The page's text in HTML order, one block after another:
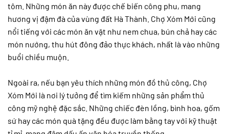
tôm. Những món ăn này được chế biến công phu, mang
hương vị đậm đà của vùng đất Hà Thành. Chợ Xóm Mới cũng
nổi tiếng với các món ăn vặt như nem chua, bún chả hay các
món nướng, thu hút đông đảo thực khách, nhất là vào những
buổi chiều muộn.
Ngoài ra, nếu bạn yêu thích những món đồ thủ công, Chợ
Xóm Mới là nơi lý tưởng để tìm kiếm những sản phẩm thủ
công mỹ nghệ đặc sắc. Những chiếc đèn lồng, bình hoa, gốm
sứ hay các món quà tặng đều được làm bằng tay với kỹ thuật